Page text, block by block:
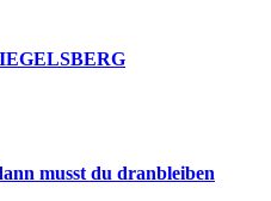
musst du dranbleiben